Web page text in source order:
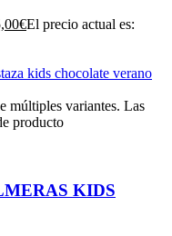
€El precio actual es:
múltiples variantes. Las
producto
KIDS